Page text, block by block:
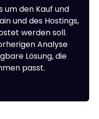
um den Kauf und
und des Hostings,
werden soll.
Analyse
Lösung, die
passt.